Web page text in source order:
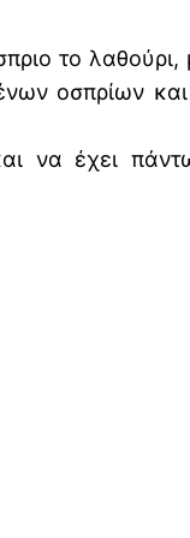
το
οσπρίων
έχει